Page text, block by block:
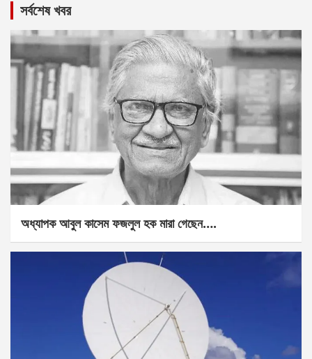
সর্বশেষ খবর
অধ্যাপক আবুল কাসেম ফজলুল হক মারা গেছেন….